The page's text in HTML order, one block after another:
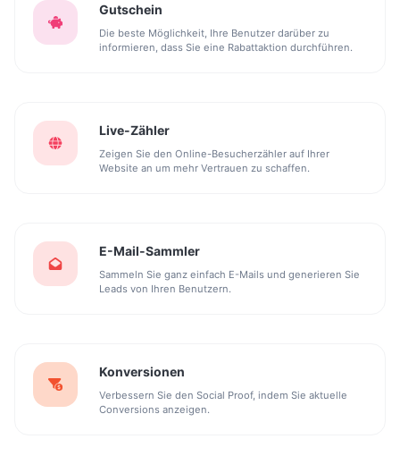
Gutschein
Die beste Möglichkeit, Ihre Benutzer darüber zu
informieren, dass Sie eine Rabattaktion durchführen.
Live-Zähler
Zeigen Sie den Online-Besucherzähler auf Ihrer
Website an um mehr Vertrauen zu schaffen.
E-Mail-Sammler
Sammeln Sie ganz einfach E-Mails und generieren Sie
Leads von Ihren Benutzern.
Konversionen
Verbessern Sie den Social Proof, indem Sie aktuelle
Conversions anzeigen.